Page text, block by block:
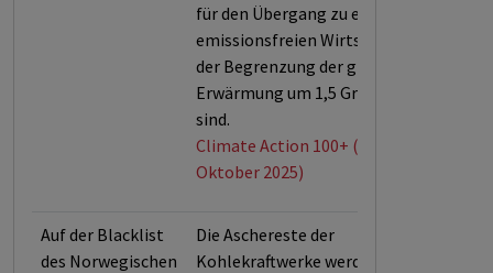
für den Übergang zu einer
emissionsfreien Wirtschaft und
der Begrenzung der globalen
Erwärmung um 1,5 Grad Celsius
sind.
Climate Action 100+ (Stand:
Oktober 2025)
Auf der Blacklist
des Norwegischen
Die Aschereste der
Kohlekraftwerke werden seit